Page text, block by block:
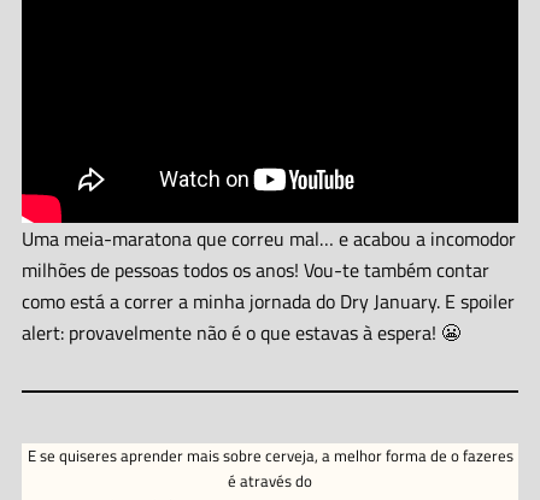
Uma meia-maratona que correu mal… e acabou a incomodor
milhões de pessoas todos os anos! Vou-te também contar
como está a correr a minha jornada do Dry January. E spoiler
alert: provavelmente não é o que estavas à espera! 😬
E se quiseres aprender mais sobre cerveja, a melhor forma de o fazeres
é através do